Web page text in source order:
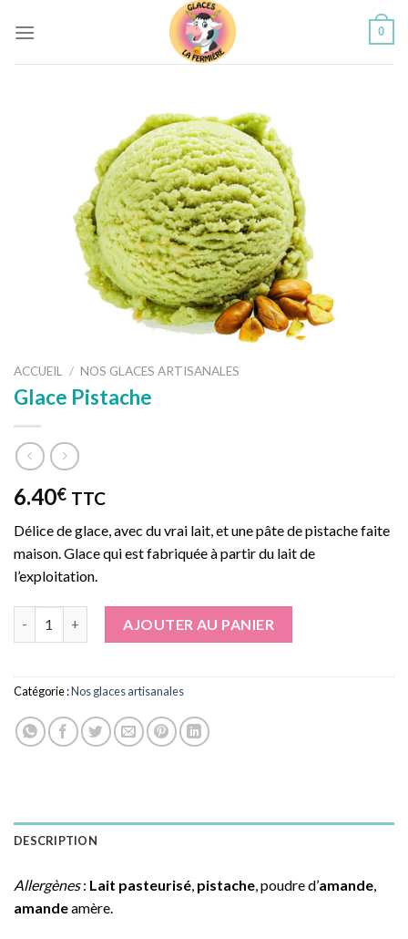
0
ACCUEIL / NOS GLACES ARTISANALES
Glace Pistache
6.40€ TTC
Délice de glace, avec du vrai lait, et une pâte de pistache faite
maison. Glace qui est fabriquée à partir du lait de
l’exploitation.
AJOUTER AU PANIER
Catégorie :Nos glaces artisanales
DESCRIPTION
Allergènes: Lait pasteurisé pistache , poudre d’amande
amandeamère.